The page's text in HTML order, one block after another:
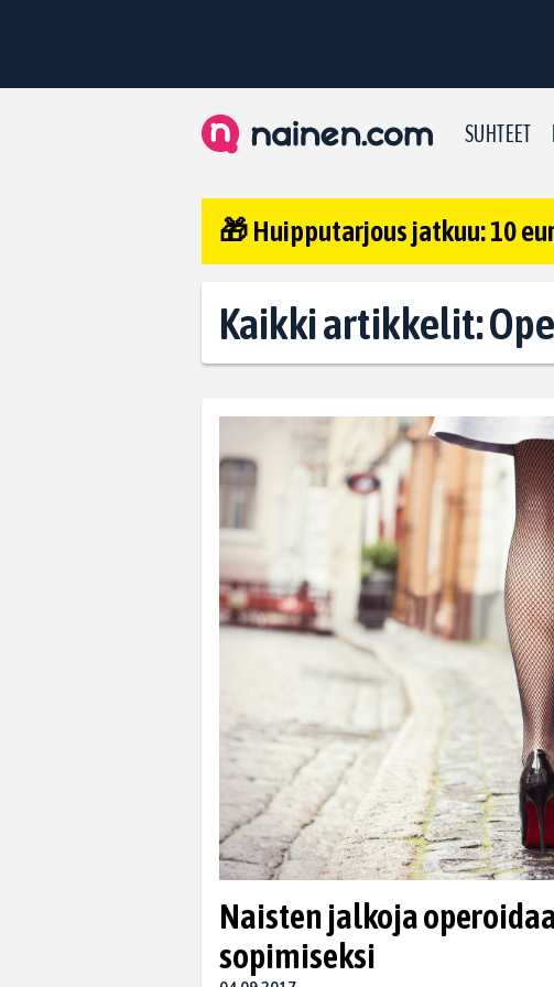
SUHTEET
🎁 Huipputarjous jatkuu: 10
Kaikki artikkelit:
Naisten jalkoja
sopimiseksi